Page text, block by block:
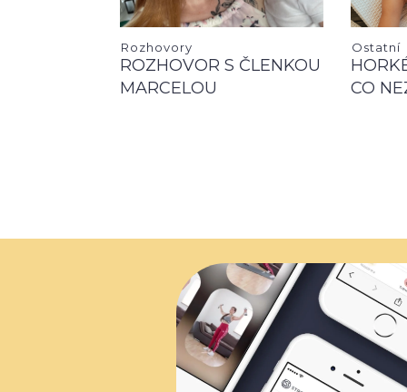
Rozhovory
ROZHOVOR S ČLENKOU
MARCELOU
Ostatní
CO